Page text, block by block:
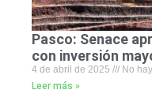
Pasco: Senace
con inversión
4 de abril de 2025
No
Leer más »